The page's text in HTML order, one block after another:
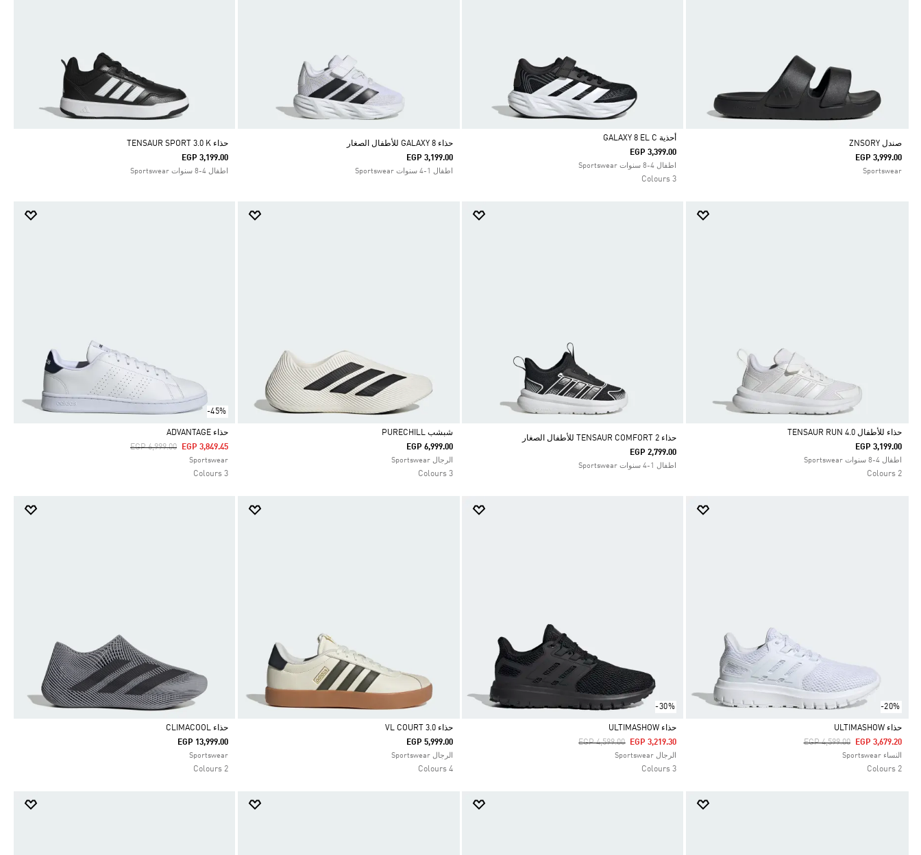
صندل ZNSORY
EGP 3,999.00
Sportswear
Selected
أحذية GALAXY 8 EL C
EGP 3,399.00
اطفال 4-8 سنوات Sportswear
3 Colours
حذاء GALAXY 8 للأطفال الصغار
EGP 3,199.00
اطفال 1-4 سنوات Sportswear
حذاء TENSAUR SPORT 3.0 K
EGP 3,199.00
اطفال 4-8 سنوات Sportswear
Selected
حذاء للأطفال TENSAUR RUN 4.0
EGP 3,199.00
اطفال 4-8 سنوات Sportswear
2 Colours
حذاء TENSAUR COMFORT 2 للأطفال الصغار
EGP 2,799.00
اطفال 1-4 سنوات Sportswear
Selected
شبشب PURECHILL
EGP 6,999.00
الرجال Sportswear
3 Colours
-45%
Selected
حذاء ADVANTAGE
Price Reduced From
EGP 6,999.00ToEGP 3,849.45
Sportswear
3 Colours
-20%
Selected
حذاء ULTIMASHOW
Price Reduced From
EGP 4,599.00ToEGP 3,679.20
النساء Sportswear
2 Colours
-30%
Selected
حذاء ULTIMASHOW
Price Reduced From
EGP 4,599.00ToEGP 3,219.30
الرجال Sportswear
3 Colours
Selected
حذاء VL COURT 3.0
EGP 5,999.00
الرجال Sportswear
4 Colours
Selected
حذاء CLIMACOOL
EGP 13,999.00
Sportswear
2 Colours